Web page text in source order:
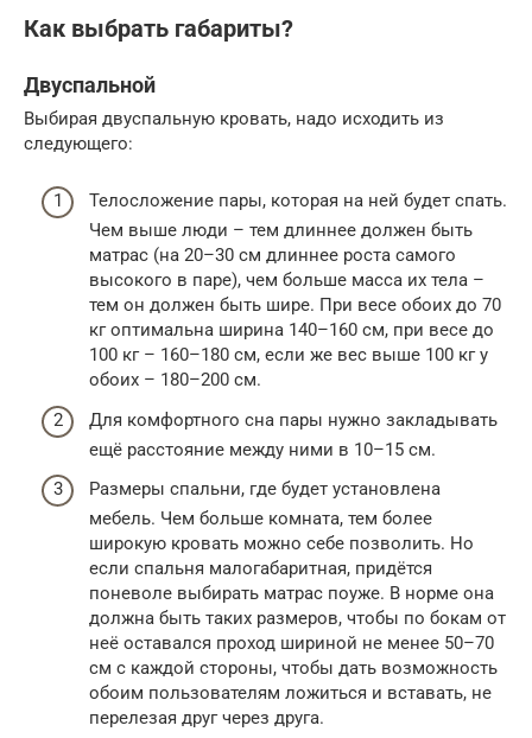
Как выбрать габариты?
Двуспальной
Выбирая двуспальную кровать, надо исходить из
следующего:
Телосложение пары, которая на ней будет спать.
Чем выше люди – тем длиннее должен быть
матрас (на 20–30 см длиннее роста самого
высокого в паре), чем больше масса их тела –
тем он должен быть шире. При весе обоих до 70
кг оптимальна ширина 140–160 см, при весе до
100 кг – 160–180 см, если же вес выше 100 кг у
обоих – 180–200 см.
Для комфортного сна пары нужно закладывать
ещё расстояние между ними в 10–15 см.
Размеры спальни, где будет установлена
мебель. Чем больше комната, тем более
широкую кровать можно себе позволить. Но
если спальня малогабаритная, придётся
поневоле выбирать матрас поуже. В норме она
должна быть таких размеров, чтобы по бокам от
неё оставался проход шириной не менее 50–70
см с каждой стороны, чтобы дать возможность
обоим пользователям ложиться и вставать, не
перелезая друг через друга.